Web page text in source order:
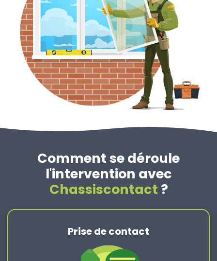
Comment se déroule
l'intervention avec
Chassiscontact ?
Prise de contact